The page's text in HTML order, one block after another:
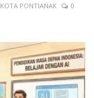
KOTA PONTIANAK
0